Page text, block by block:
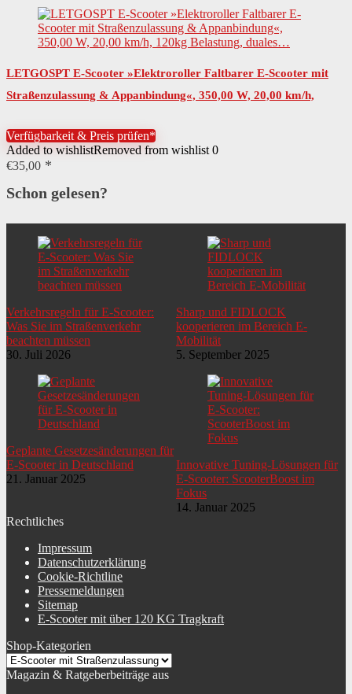
LETGOSPT E-Scooter »Elektroroller Faltbarer E-Scooter mit
Straßenzulassung & Appanbindung«, 350,00 W, 20,00 km/h,
Verfügbarkeit & Preis prüfen*
Added to wishlistRemoved from wishlist 0
€35,00
Schon gelesen?
Verkehrsregeln für E-Scooter:
Was Sie im Straßenverkehr
beachten müssen
30. Juli 2026
Sharp und FIDLOCK
kooperieren im Bereich E-
Mobilität
5. September 2025
Geplante Gesetzesänderungen für
E-Scooter in Deutschland
21. Januar 2025
Innovative Tuning-Lösungen für
E-Scooter: ScooterBoost im
Fokus
14. Januar 2025
Rechtliches
Impressum
Datenschutzerklärung
Cookie-Richtline
Pressemeldungen
Sitemap
E-Scooter mit über 120 KG Tragkraft
Shop-Kategorien
Magazin & Ratgeberbeiträge aus